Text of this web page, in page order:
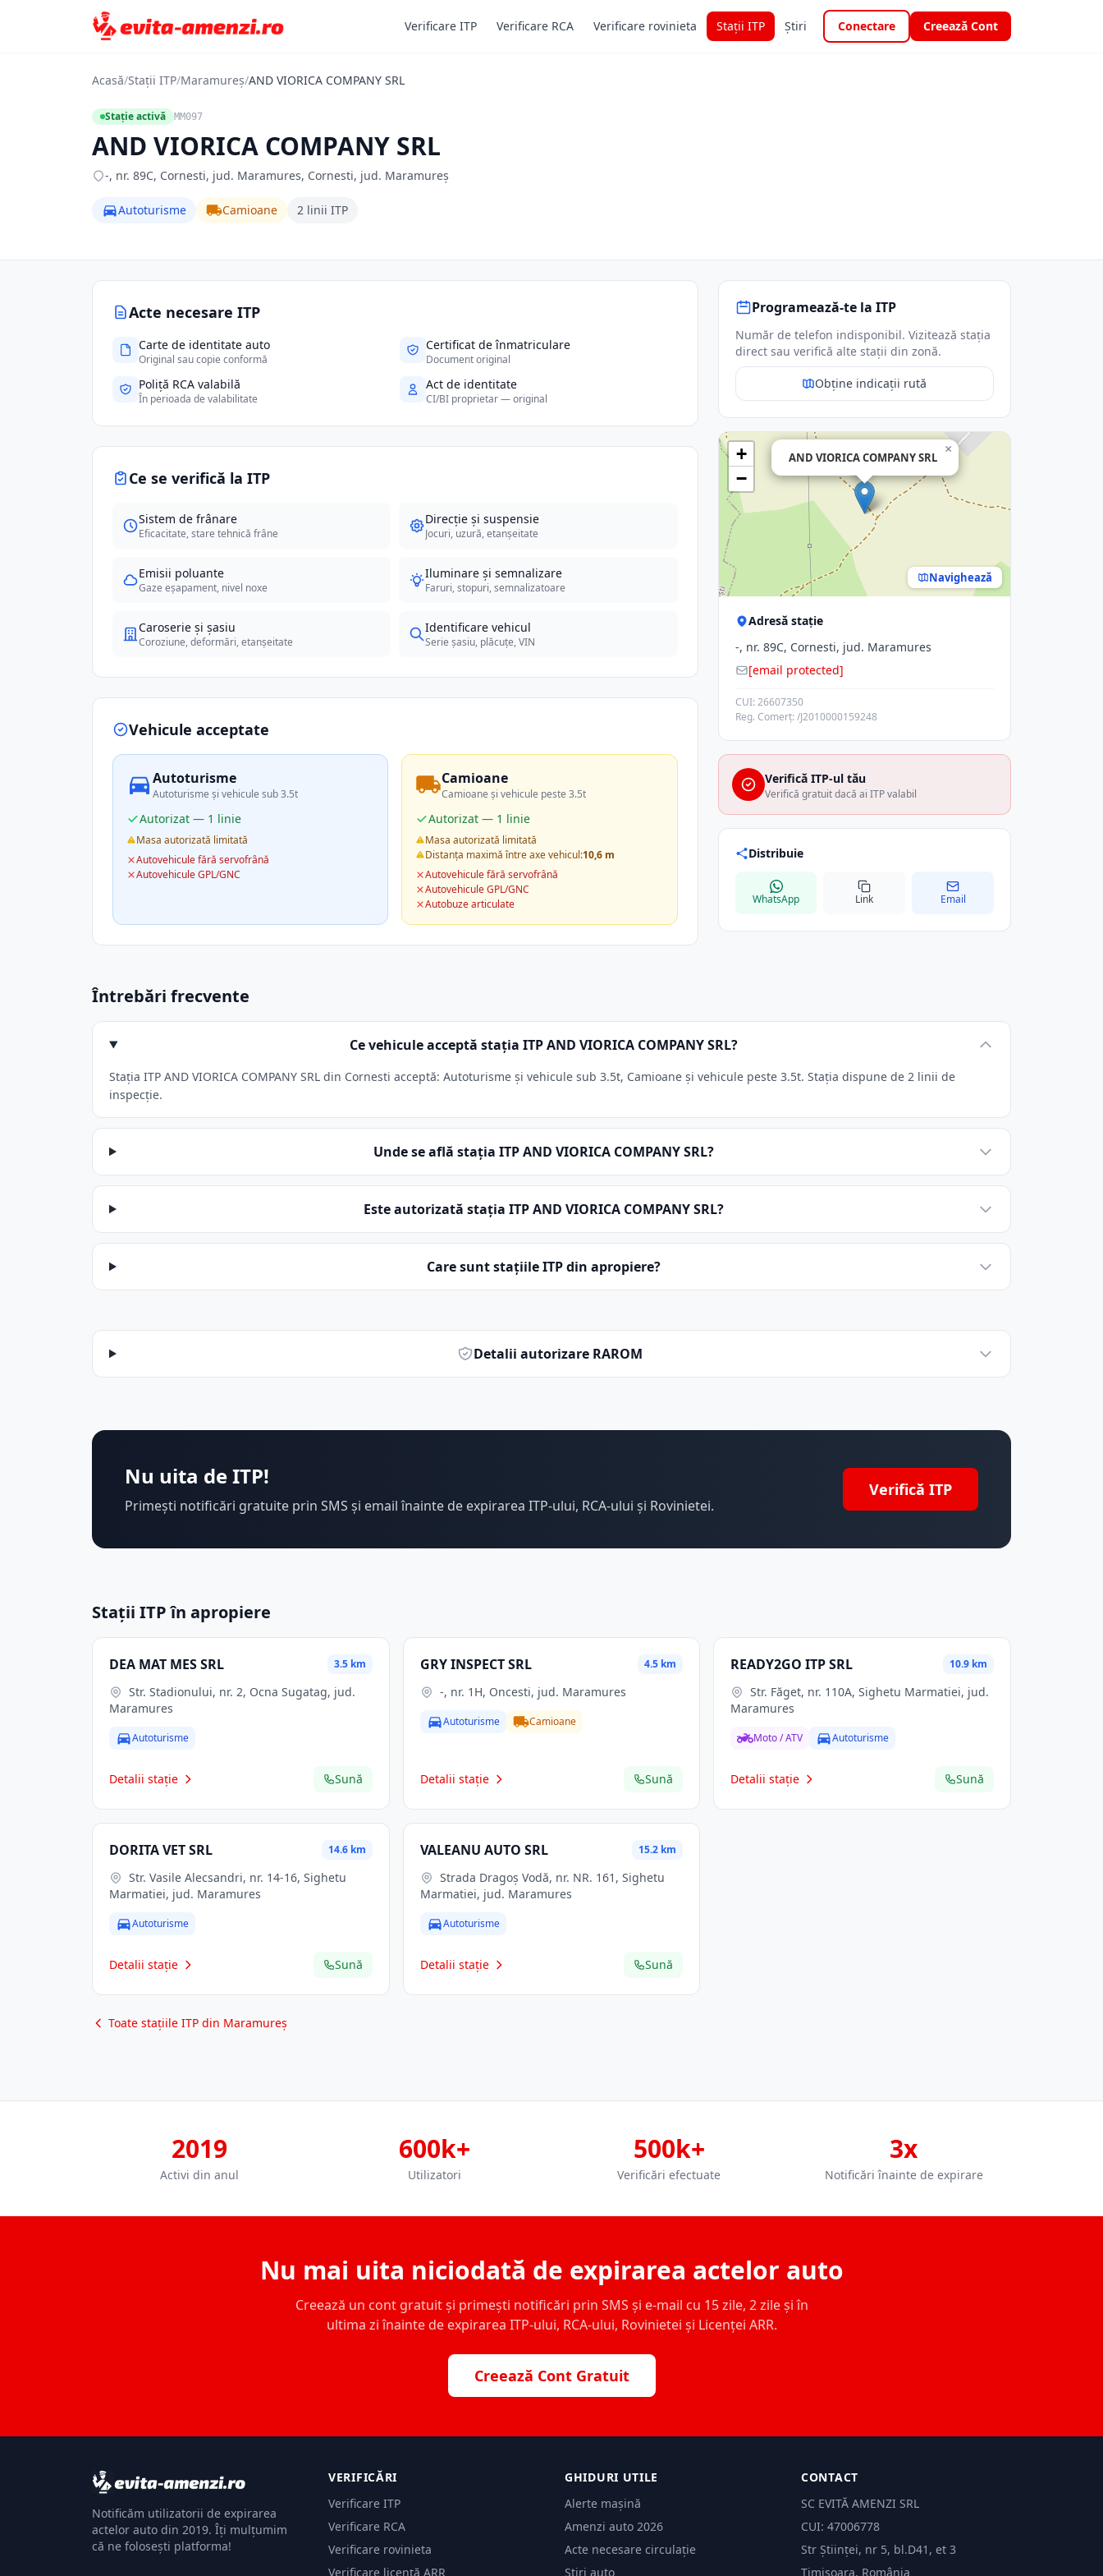
Verificare ITP Verificare RCA Verificare rovinieta Stații ITP Știri Conectare Creează Cont
Acasă/Stații ITP/Maramureș/AND VIORICA COMPANY SRL
Stație activă MM097
AND VIORICA COMPANY SRL
-, nr. 89C, Cornesti, jud. Maramures, Cornesti, jud. Maramureș
Autoturisme Camioane 2 linii ITP
Acte necesare ITP
Carte de identitate auto
Original sau copie conformă
Certificat de înmatriculare
Document original
Poliță RCA valabilă
În perioada de valabilitate
Act de identitate
CI/BI proprietar — original
Ce se verifică la ITP
Sistem de frânare
Eficacitate, stare tehnică frâne
Direcție și suspensie
Jocuri, uzură, etanșeitate
Emisii poluante
Gaze eșapament, nivel noxe
Iluminare și semnalizare
Faruri, stopuri, semnalizatoare
Caroserie și șasiu
Coroziune, deformări, etanșeitate
Identificare vehicul
Serie șasiu, plăcuțe, VIN
Vehicule acceptate
Autoturisme
Autoturisme și vehicule sub 3.5t
Autorizat — 1 linie
Masa autorizată limitată
Autovehicule fără servofrână
Autovehicule GPL/GNC
Camioane
Camioane și vehicule peste 3.5t
Autorizat — 1 linie
Masa autorizată limitată
Distanța maximă între axe vehicul:10,6 m
Autovehicule fără servofrână
Autovehicule GPL/GNC
Autobuze articulate
Programează-te la ITP
Număr de telefon indisponibil. Vizitează stația
direct sau verifică alte stații din zonă.
Obține indicații rută
AND VIORICA COMPANY SRL
×
+
−
Navighează
Adresă stație
-, nr. 89C, Cornesti, jud. Maramures
[email protected]
CUI: 26607350
Reg. Comerț: /J2010000159248
Verifică ITP-ul tău
Verifică gratuit dacă ai ITP valabil
Distribuie
WhatsApp Link Email
Întrebări frecvente
Ce vehicule acceptă stația ITP AND VIORICA COMPANY SRL?
Stația ITP AND VIORICA COMPANY SRL din Cornesti acceptă: Autoturisme și vehicule sub 3.5t, Camioane și vehicule peste 3.5t. Stația dispune de 2 linii de
inspecție.
Unde se află stația ITP AND VIORICA COMPANY SRL?
Este autorizată stația ITP AND VIORICA COMPANY SRL?
Care sunt stațiile ITP din apropiere?
Detalii autorizare RAROM
Nu uita de ITP!
Primești notificări gratuite prin SMS și email înainte de expirarea ITP-ului, RCA-ului și Rovinietei.
Verifică ITP
Stații ITP în apropiere
DEA MAT MES SRL 3.5 km
Maramures
Autoturisme
Detalii stație Sună
GRY INSPECT SRL 4.5 km
-, nr. 1H, Oncesti, jud. Maramures
Autoturisme Camioane
Detalii stație Sună
READY2GO ITP SRL 10.9 km
Str. Făget, nr. 110A, Sighetu Marmatiei, jud.
Maramures
Moto / ATV Autoturisme
Detalii stație Sună
DORITA VET SRL 14.6 km
Marmatiei, jud. Maramures
Autoturisme
Detalii stație Sună
VALEANU AUTO SRL 15.2 km
Marmatiei, jud. Maramures
Autoturisme
Detalii stație Sună
Toate stațiile ITP din Maramureș
2019
Activi din anul
600k+
Utilizatori
500k+
Verificări efectuate
3x
Notificări înainte de expirare
Nu mai uita niciodată de expirarea actelor auto
Creează un cont gratuit și primești notificări prin SMS și e-mail cu 15 zile, 2 zile și în
ultima zi înainte de expirarea ITP-ului, RCA-ului, Rovinietei și Licenței ARR.
Creează Cont Gratuit
Notificăm utilizatorii de expirarea
actelor auto din 2019. Îți mulțumim
că ne folosești platforma!
VERIFICĂRI
Verificare ITP
Verificare RCA
Verificare rovinieta
Verificare licență ARR
GHIDURI UTILE
Alerte mașină
Amenzi auto 2026
Acte necesare circulație
Știri auto
CONTACT
SC EVITĂ AMENZI SRL
CUI: 47006778
Str Științei, nr 5, bl.D41, et 3
Timișoara, România